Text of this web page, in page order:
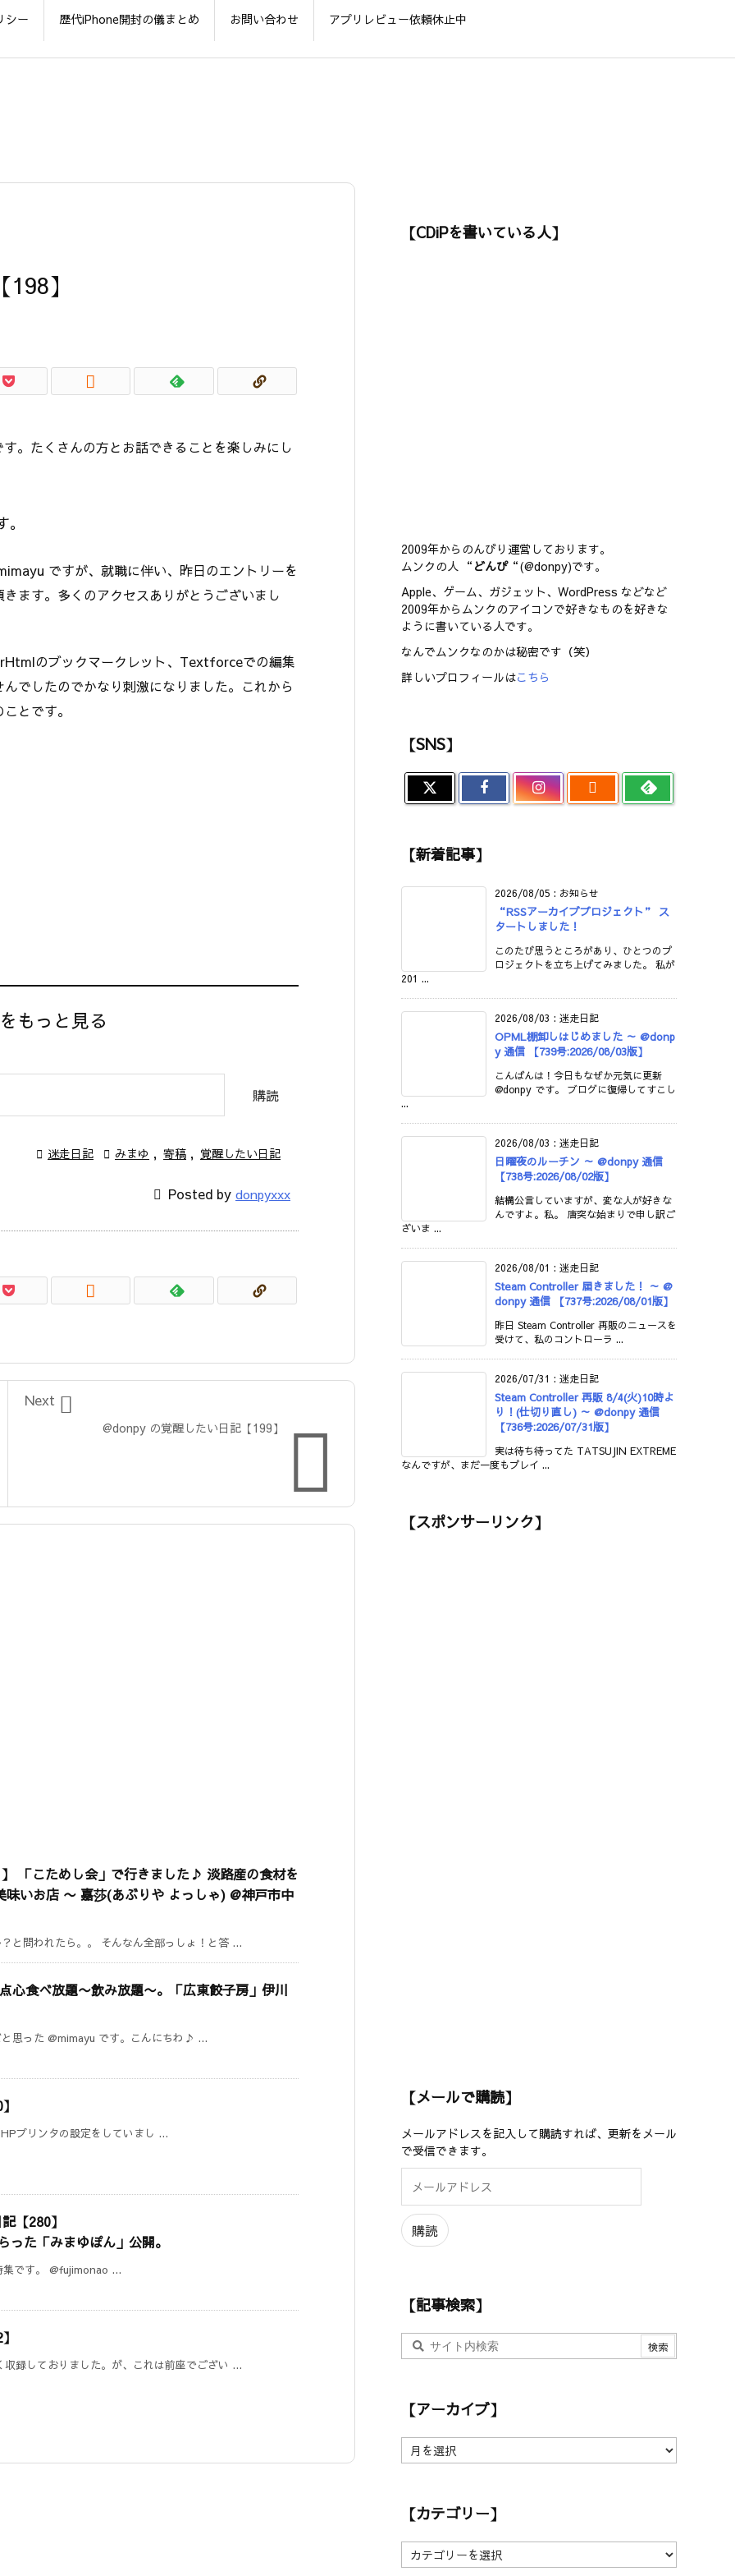
シー 歴代iPhone開封の儀まとめ お問い合わせ アプリレビュー依頼休止中
】

。たくさんの方とお話できることを楽しみにし
ですが、就職に伴い、昨日のエントリーを
ます。多くのアクセスありがとうございまし
のブックマークレット、Textforceでの編集
でしたのでかなり刺激になりました。これから
とです。
もっと見る
購読
 迷走日記  みまゆ , 寄稿 , 覚醒したい日記
 Posted by donpyxxx


@donpy の覚醒したい日記【199】

Next
「こためし会」で行きました♪ 淡路産の食材を
いお店 〜 嘉莎(あぶりや よっしゃ) @神戸市中
と問われたら。。 そんなん全部っしょ！と答 ...
心食べ放題〜飲み放題〜。「広東餃子房」伊川
思った @mimayu です。こんにちわ♪ ...
プリンタの設定をしていまし ...
【280】
た「みまゆぽん」公開。
です。 @fujimonao ...
録しておりました。が、これは前座でござい ...
【CDiPを書いている人】
2009年からのんびり運営しております。
ムンクの人 “ どんぴ“(@donpy)です。
Apple、ゲーム、ガジェット、WordPress などなど
2009年からムンクのアイコンで好きなものを好きな
ように書いている人です。
なんでムンクなのかは秘密です（笑）
詳しいプロフィールはこちら
【SNS】

【新着記事】
2026/08/05 : お知らせ
“RSSアーカイブプロジェクト” ス
タートしました！
このたび思うところがあり、ひとつのプ
ロジェクトを立ち上げてみました。 私が
201 ...
2026/08/03 : 迷走日記
OPML棚卸しはじめました ～ @donp
y 通信 【739号:2026/08/03版】
こんばんは！今日もなぜか元気に更新
@donpy です。 ブログに復帰してすこし
...
2026/08/03 : 迷走日記
日曜夜のルーチン ～ @donpy 通信
【738号:2026/08/02版】
結構公言していますが、変な人が好きな
んですよ。私。 唐突な始まりで申し訳ご
ざいま ...
2026/08/01 : 迷走日記
Steam Controller 届きました！ ～ @
donpy 通信 【737号:2026/08/01版】
昨日 Steam Controller 再販のニュースを
受けて、私のコントローラ ...
2026/07/31 : 迷走日記
Steam Controller 再販 8/4(火)10時よ
り！(仕切り直し) ～ @donpy 通信
【736号:2026/07/31版】
実は待ち待ってた TATSUJIN EXTREME
なんですが、まだ一度もプレイ ...
【スポンサーリンク】
【メールで購読】
メールアドレスを記入して購読すれば、更新をメール
で受信できます。
ル
ア
ド
購読
【記事検索】
【アーカイブ】
ア
イ
】
【カテゴリー】
【
カ